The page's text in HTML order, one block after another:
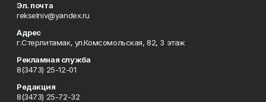
Эл. почта
rekselniv@yandex.ru
Адрес
г.Стерлитамак, ул.Комсомольская, 82, 3 этаж
Рекламная служба
8(3473) 25-12-01
Редакция
8(3473) 25-72-32